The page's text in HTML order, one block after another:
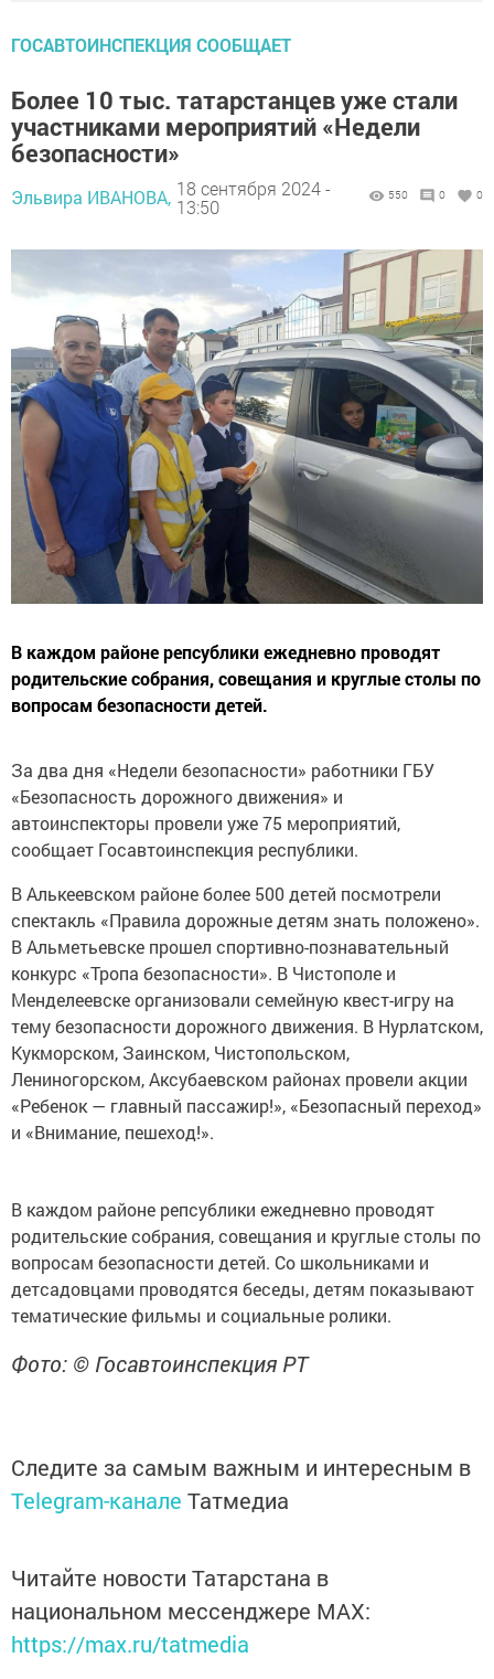
ГОСАВТОИНСПЕКЦИЯ СООБЩАЕТ
Более 10 тыс. татарстанцев уже стали
участниками мероприятий «Недели
безопасности»
Эльвира ИВАНОВА, 18 сентября 2024 -
13:50
550 0 0
В каждом районе репсублики ежедневно проводят
родительские собрания, совещания и круглые столы по
вопросам безопасности детей.
За два дня «Недели безопасности» работники ГБУ
«Безопасность дорожного движения» и
автоинспекторы провели уже 75 мероприятий,
сообщает Госавтоинспекция республики.
В Алькеевском районе более 500 детей посмотрели
спектакль «Правила дорожные детям знать положено».
В Альметьевске прошел спортивно-познавательный
конкурс «Тропа безопасности». В Чистополе и
Менделеевске организовали семейную квест-игру на
тему безопасности дорожного движения. В Нурлатском,
Кукморском, Заинском, Чистопольском,
Лениногорском, Аксубаевском районах провели акции
«Ребенок — главный пассажир!», «Безопасный переход»
и «Внимание, пешеход!».
В каждом районе репсублики ежедневно проводят
родительские собрания, совещания и круглые столы по
вопросам безопасности детей. Со школьниками и
детсадовцами проводятся беседы, детям показывают
тематические фильмы и социальные ролики.
Фото: © Госавтоинспекция РТ
Следите за самым важным и интересным в
Telegram-канале Татмедиа
Читайте новости Татарстана в
национальном мессенджере MАХ:
https://max.ru/tatmedia